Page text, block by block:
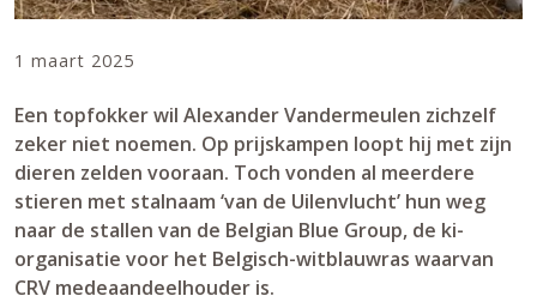
1 maart 2025
Een topfokker wil Alexander Vandermeulen zichzelf
zeker niet noemen. Op prijskampen loopt hij met zijn
dieren zelden vooraan. Toch vonden al meerdere
stieren met stalnaam ‘van de Uilenvlucht’ hun weg
naar de stallen van de Belgian Blue Group, de ki-
organisatie voor het Belgisch-witblauwras waarvan
CRV medeaandeelhouder is.